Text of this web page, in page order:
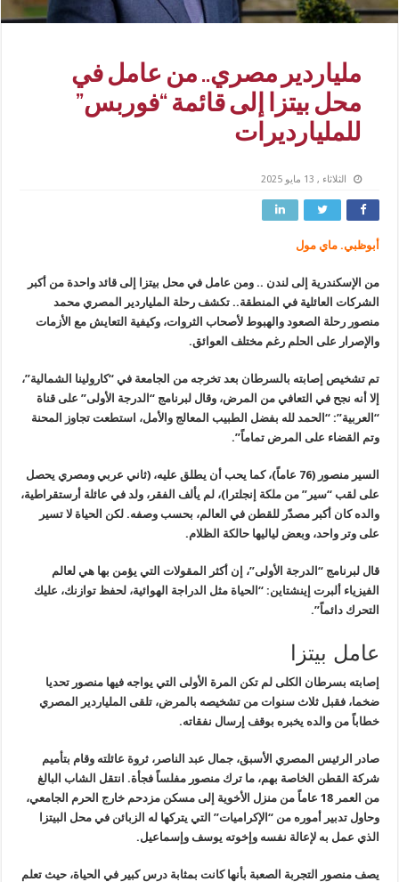
ملياردير مصري.. من عامل في
محل بيتزا إلى قائمة “فوربس”
للمليارديرات
الثلاثاء , 13 مايو 2025
أبوظبي. ماي مول
من الإسكندرية إلى لندن .. ومن عامل في محل بيتزا إلى قائد واحدة من أكبر
الشركات العائلية في المنطقة.. تكشف رحلة الملياردير المصري محمد
منصور رحلة الصعود والهبوط لأصحاب الثروات، وكيفية التعايش مع الأزمات
والإصرار على الحلم رغم مختلف العوائق.
تم تشخيص إصابته بالسرطان بعد تخرجه من الجامعة في “كارولينا الشمالية”،
إلا أنه نجح في التعافي من المرض، وقال لبرنامج “الدرجة الأولى” على قناة
“العربية”: “الحمد لله بفضل الطبيب المعالج والأمل، استطعت تجاوز المحنة
وتم القضاء على المرض تماماً”.
السير منصور (76 عاماً)، كما يحب أن يطلق عليه، (ثاني عربي ومصري يحصل
على لقب “سير” من ملكة إنجلترا)، لم يألف الفقر، ولد في عائلة أرستقراطية،
والده كان أكبر مصدّر للقطن في العالم، بحسب وصفه. لكن الحياة لا تسير
على وتر واحد، وبعض لياليها حالكة الظلام.
قال لبرنامج “الدرجة الأولى”، إن أكثر المقولات التي يؤمن بها هي لعالم
الفيزياء ألبرت إينشتاين: “الحياة مثل الدراجة الهوائية، لحفظ توازنك، عليك
التحرك دائماً”.
عامل بيتزا
إصابته بسرطان الكلى لم تكن المرة الأولى التي يواجه فيها منصور تحديا
ضخما، فقبل ثلاث سنوات من تشخيصه بالمرض، تلقى الملياردير المصري
خطاباً من والده يخبره بوقف إرسال نفقاته.
صادر الرئيس المصري الأسبق، جمال عبد الناصر، ثروة عائلته وقام بتأميم
شركة القطن الخاصة بهم، ما ترك منصور مفلساً فجأة. انتقل الشاب البالغ
من العمر 18 عاماً من منزل الأخوية إلى مسكن مزدحم خارج الحرم الجامعي،
وحاول تدبير أموره من “الإكراميات” التي يتركها له الزبائن في محل البيتزا
الذي عمل به لإعالة نفسه وإخوته يوسف وإسماعيل.
يصف منصور التجربة الصعبة بأنها كانت بمثابة درس كبير في الحياة، حيث تعلم